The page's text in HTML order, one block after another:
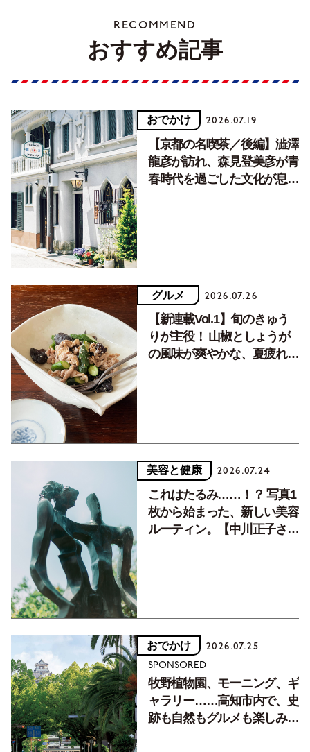
RECOMMEND
おすすめ記事
おでかけ 2026.07.19
【京都の名喫茶／後編】澁澤
龍彦が訪れ、森見登美彦が青
春時代を過ごした文化が息づ
グルメ 2026.07.26
【新連載Vol.1】旬のきゅう
りが主役！ 山椒としょうが
の風味が爽やかな、夏疲れを
美容と健康 2026.07.24
これはたるみ……！？ 写真1
枚から始まった、新しい美容
ルーティン。【中川正子さん
おでかけ 2026.07.25
SPONSORED
牧野植物園、モーニング、ギ
ャラリー……高知市内で、史
跡も自然もグルメも楽しみ尽